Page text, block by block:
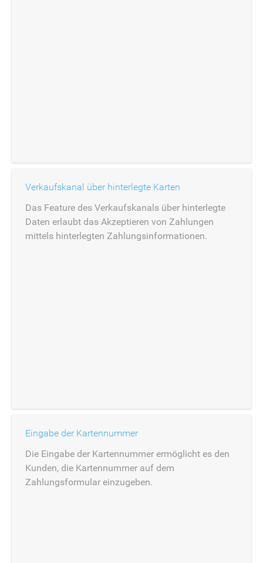
Verkaufskanal über hinterlegte Karten
Das Feature des Verkaufskanals über hinterlegte
Daten erlaubt das Akzeptieren von Zahlungen
mittels hinterlegten Zahlungsinformationen.
Eingabe der Kartennummer
Die Eingabe der Kartennummer ermöglicht es den
Kunden, die Kartennummer auf dem
Zahlungsformular einzugeben.